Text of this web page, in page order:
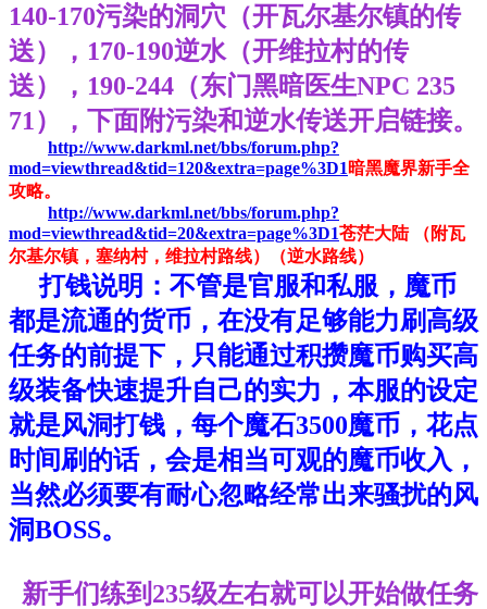
140-170污染的洞穴（开瓦尔基尔镇的传
送），170-190逆水（开维拉村的传
送），190-244（东门黑暗医生NPC 235
71），下面附污染和逆水传送开启链接。
http://www.darkml.net/bbs/forum.php?
mod=viewthread&tid=120&extra=page%3D1 暗黑魔界新手全
攻略。
http://www.darkml.net/bbs/forum.php?
mod=viewthread&tid=20&extra=page%3D1苍茫大陆 （附瓦
尔基尔镇，塞纳村，维拉村路线）（逆水路线）
打钱说明：不管是官服和私服，魔币
都是流通的货币，在没有足够能力刷高级
任务的前提下，只能通过积攒魔币购买高
级装备快速提升自己的实力，本服的设定
就是风洞打钱，每个魔石3500魔币，花点
时间刷的话，会是相当可观的魔币收入，
当然必须要有耐心忽略经常出来骚扰的风
洞BOSS。
新手们练到235级左右就可以开始做任务